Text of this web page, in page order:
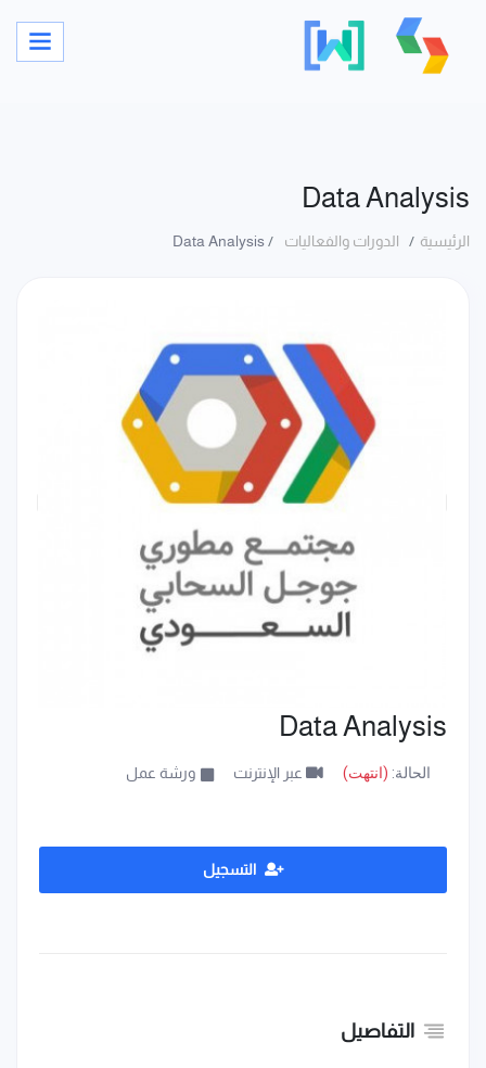
Data Analysis
الرئيسية الدورات والفعاليات
Data Analysis
الحالة: (انتهت) عبر الإنترنت ورشة عمل
التسجيل
التفاصيل